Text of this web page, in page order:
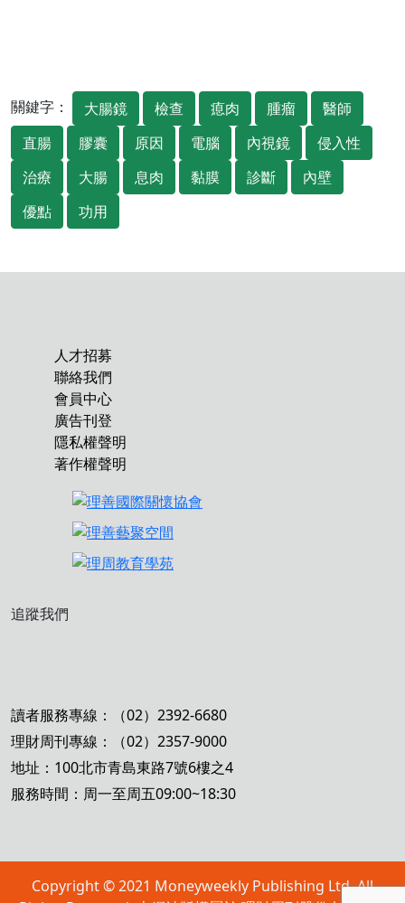
關鍵字： 大腸鏡 檢查 瘜肉 腫瘤
醫師
直腸
膠囊 原因 電腦 內視鏡
侵入性
治療
大腸 息肉 黏膜 診斷
內壁
優點
功用
人才招募
聯絡我們
會員中心
廣告刊登
隱私權聲明
著作權聲明
追蹤我們
讀者服務專線：（02）2392-6680
理財周刊專線：（02）2357-9000
地址：100北市青島東路7號6樓之4
服務時間：周一至周五09:00~18:30
Copyright © 2021 Moneyweekly Publishing Ltd. All